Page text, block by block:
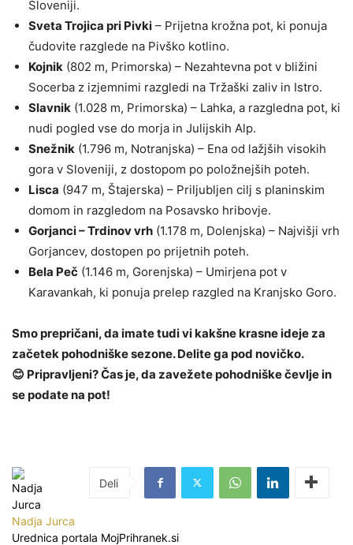
Sloveniji.
Sveta Trojica pri Pivki – Prijetna krožna pot, ki ponuja
čudovite razglede na Pivško kotlino.
Kojnik (802 m, Primorska) – Nezahtevna pot v bližini
Socerba z izjemnimi razgledi na Tržaški zaliv in Istro.
Slavnik (1.028 m, Primorska) – Lahka, a razgledna pot, ki
nudi pogled vse do morja in Julijskih Alp.
Snežnik (1.796 m, Notranjska) – Ena od lažjših visokih
gora v Sloveniji, z dostopom po položnejših poteh.
Lisca (947 m, Štajerska) – Priljubljen cilj s planinskim
domom in razgledom na Posavsko hribovje.
Gorjanci – Trdinov vrh (1.178 m, Dolenjska) – Najvišji vrh
Gorjancev, dostopen po prijetnih poteh.
Bela Peč (1.146 m, Gorenjska) – Umirjena pot v
Karavankah, ki ponuja prelep razgled na Kranjsko Goro.
Smo prepričani, da imate tudi vi kakšne krasne ideje za
začetek pohodniške sezone. Delite ga pod novičko.
😊 Pripravljeni? Čas je, da zavežete pohodniške čevlje in
se podate na pot!
Nadja Jurca
Urednica portala MojPrihranek.si